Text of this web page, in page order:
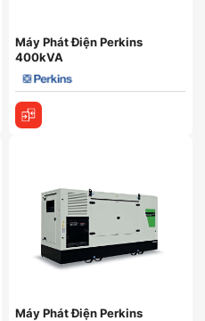
Máy Phát Điện Perkins
400kVA
Máy Phát Điện Perkins